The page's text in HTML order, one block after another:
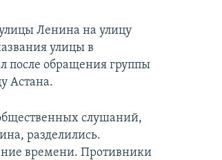
Ленина на улицу
улицы в
после обращения группы
Астана.
слушаний,
разделились.
времени. Противники